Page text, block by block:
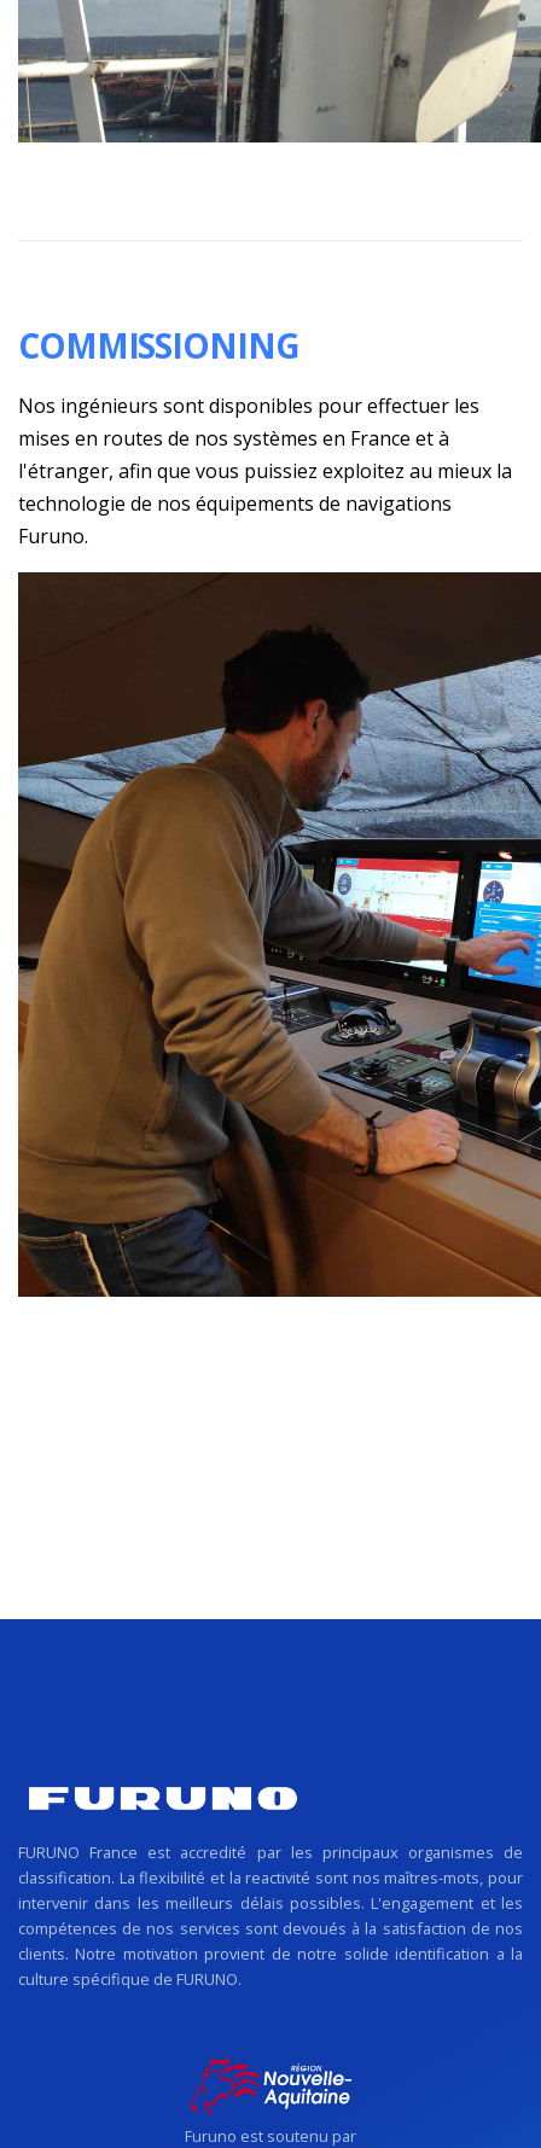
COMMISSIONING
Nos ingénieurs sont disponibles pour effectuer les
mises en routes de nos systèmes en France et à
l'étranger, afin que vous puissiez exploitez au mieux la
technologie de nos équipements de navigations
Furuno.
FURUNO France est accredité par les principaux organismes de
classification. La flexibilité et la reactivité sont nos maîtres-mots, pour
intervenir dans les meilleurs délais possibles. L'engagement et les
compétences de nos services sont devoués à la satisfaction de nos
clients. Notre motivation provient de notre solide identification a la
culture spécifique de FURUNO.
Furuno est soutenu par